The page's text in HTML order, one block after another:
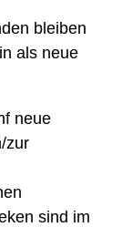
bleiben
als neue
neue
zur
sind im